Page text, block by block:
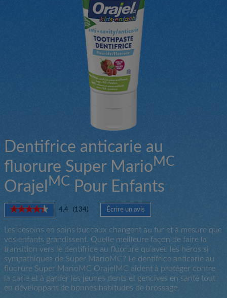
Dentifrice anticarie au
fluorure Super Mario MC
Orajel MC Pour Enfants
★★★★★
★★★★★
4.4
étoile(s)
5.
Lire
les
avis
pour
Dentifrice
anticarie
4.4 ( 134) Écrire un avis
action
entraînera
l'ouverture
d'une
boîte
de
dialogue.
Les besoins en soins buccaux changent au fur et à mesure que
vos enfants grandissent. Quelle meilleure façon de faire la
transition vers le dentifrice au fluorure qu’avec les héros si
sympathiques de Super MarioMC? Le dentifrice anticarie au
fluorure Super MarioMC OrajelMC aident à protéger contre
la carie et à garder les jeunes dents et gencives en santé tout
en développant de bonnes habitudes de brossage.